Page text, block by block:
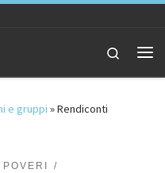
Search
e gruppi »Rendiconti